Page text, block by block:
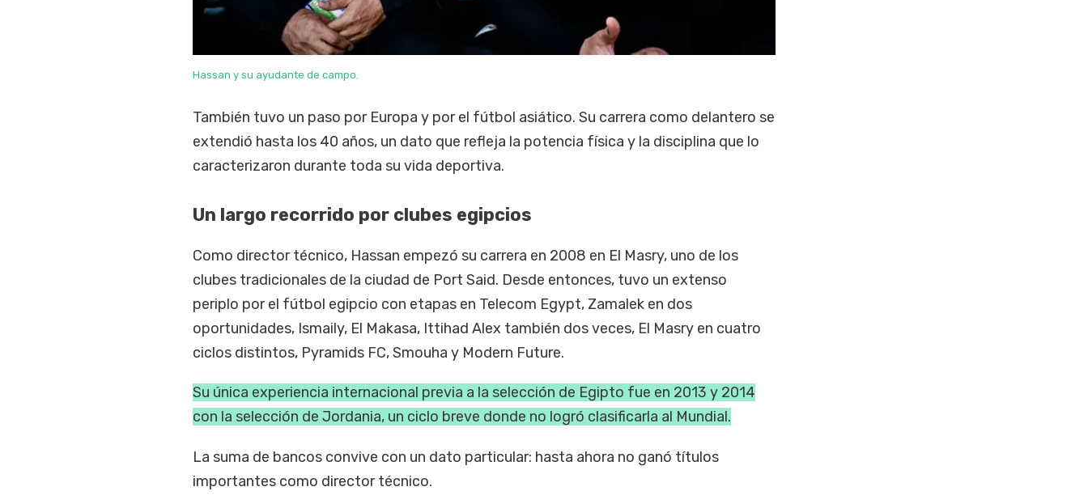
Hassan y su ayudante de campo.
También tuvo un paso por Europa y por el fútbol asiático. Su carrera como delantero se
extendió hasta los 40 años, un dato que refleja la potencia física y la disciplina que lo
caracterizaron durante toda su vida deportiva.
Un largo recorrido por clubes egipcios
Como director técnico, Hassan empezó su carrera en 2008 en El Masry, uno de los
clubes tradicionales de la ciudad de Port Said. Desde entonces, tuvo un extenso
periplo por el fútbol egipcio con etapas en Telecom Egypt, Zamalek en dos
oportunidades, Ismaily, El Makasa, Ittihad Alex también dos veces, El Masry en cuatro
ciclos distintos, Pyramids FC, Smouha y Modern Future.
Su única experiencia internacional previa a la selección de Egipto fue en 2013 y 2014
con la selección de Jordania, un ciclo breve donde no logró clasificarla al Mundial.
La suma de bancos convive con un dato particular: hasta ahora no ganó títulos
importantes como director técnico.